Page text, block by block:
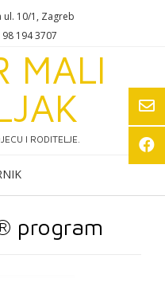
ul. 10/1, Zagreb
194 3707
MALI
I RODITELJE.
program